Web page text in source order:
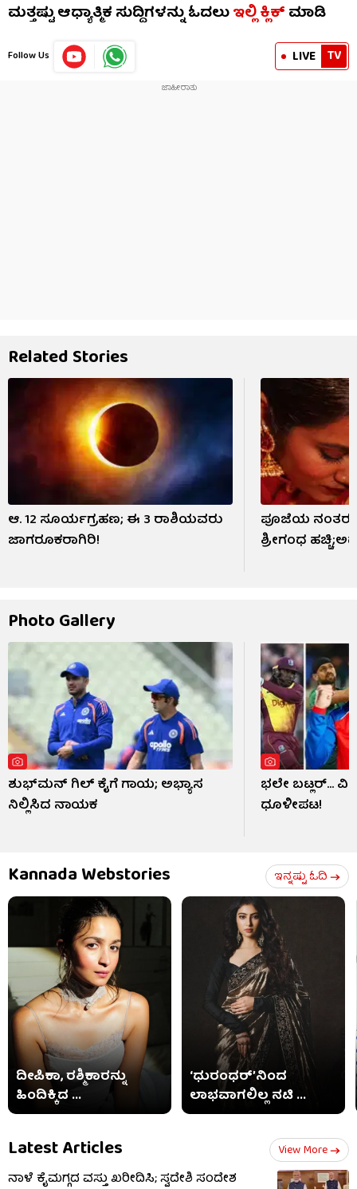
ಮತ್ತಷ್ಟು ಆಧ್ಯಾತ್ಮಿಕ ಸುದ್ದಿಗಳನ್ನು ಓದಲುಇಲ್ಲಿ ಕ್ಲಿಕ್ಮಾಡಿ
Follow Us LIVE TV
Related Stories
ಆ. 12 ಸೂರ್ಯಗ್ರಹಣ; ಈ 3 ರಾಶಿಯವರು
ಜಾಗರೂಕರಾಗಿರಿ!
ಪೂಜೆಯ ನಂತರ
ಶ್ರೀಗಂಧ
Photo Gallery
ಶುಭ್​ಮನ್ ಗಿಲ್ ಕೈಗೆ ಗಾಯ; ಅಭ್ಯಾಸ
ನಿಲ್ಲಿಸಿದ ನಾಯಕ
ಭಲೇ ಬಟ್ಲರ್...
ಧೂಳೀಪಟ!
Kannada Webstories ಇನ್ನಷ್ಟು ಓದಿ
ದೀಪಿಕಾ, ರಶ್ಮಿಕಾರನ್ನು
ಹಿಂದಿಕ್ಕಿದ ...
‘ಧುರಂಧರ್’ನಿಂದ
ಲಾಭವಾಗಲಿಲ್ಲ ನಟಿ ...
Latest Articles View More
ನಾಳೆ ಕೈಮಗ್ಗದ ವಸ್ತು ಖರೀದಿಸಿ; ಸ್ವದೇಶಿ ಸಂದೇಶ